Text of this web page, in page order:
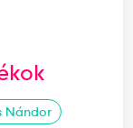
Nándor